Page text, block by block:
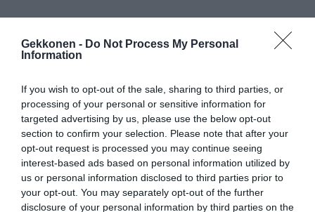
Gekkonen - Do Not Process My Personal
Information
If you wish to opt-out of the sale, sharing to third parties, or
processing of your personal or sensitive information for
targeted advertising by us, please use the below opt-out
section to confirm your selection. Please note that after your
opt-out request is processed you may continue seeing
interest-based ads based on personal information utilized by
us or personal information disclosed to third parties prior to
your opt-out. You may separately opt-out of the further
disclosure of your personal information by third parties on the